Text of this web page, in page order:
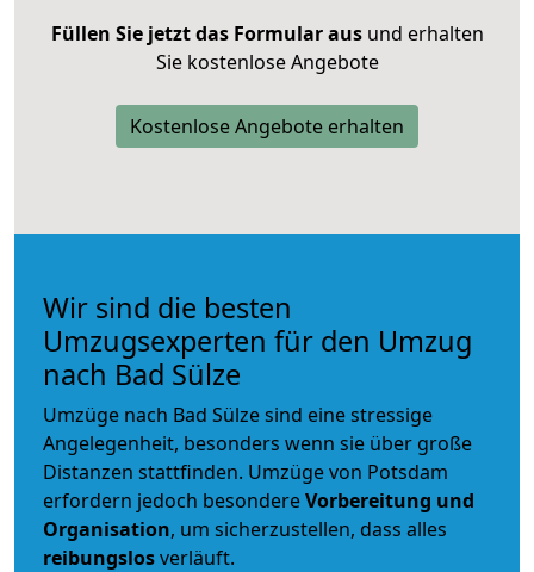
Füllen Sie jetzt das Formular ausund erhalten
Sie kostenlose Angebote
Kostenlose Angebote erhalten
Wir sind die besten
Umzugsexperten für den Umzug
nach Bad Sülze
Umzüge nach Bad Sülze sind eine stressige
Angelegenheit, besonders wenn sie über große
Distanzen stattfinden. Umzüge von Potsdam
erfordern jedoch besondereVorbereitung und
Organisation, um sicherzustellen, dass alles
reibungslosverläuft.